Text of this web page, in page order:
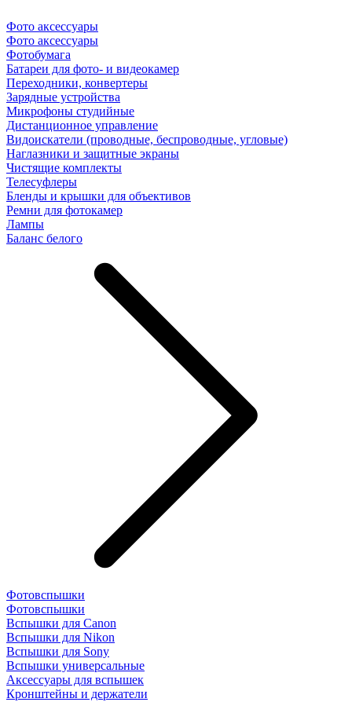
Фото аксессуары
Фото аксессуары
Фотобумага
Батареи для фото- и видеокамер
Переходники, конвертеры
Зарядные устройства
Микрофоны студийные
Дистанционное управление
Видоискатели (проводные, беспроводные, угловые)
Наглазники и защитные экраны
Чистящие комплекты
Телесуфлеры
Бленды и крышки для объективов
Ремни для фотокамер
Лампы
Баланс белого
Фотовспышки
Фотовспышки
Вспышки для Canon
Вспышки для Nikon
Вспышки для Sony
Вспышки универсальные
Аксесcуары для вспышек
Кронштейны и держатели